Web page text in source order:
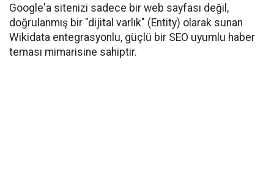
Google'a sitenizi sadece bir web sayfası değil,
doğrulanmış bir "dijital varlık" (Entity) olarak sunan
Wikidata entegrasyonlu, güçlü bir SEO uyumlu haber
teması mimarisine sahiptir.